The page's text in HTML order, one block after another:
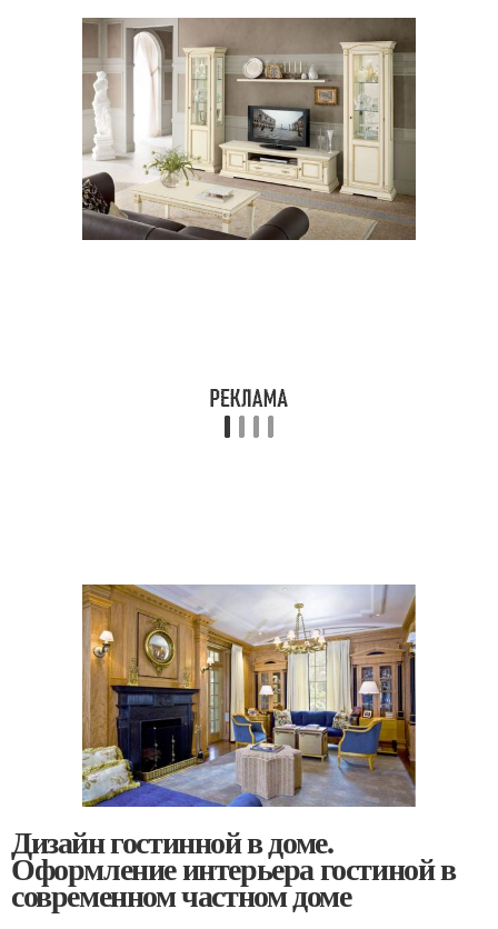
Дизайн гостинной в доме.
Оформление интерьера гостиной в
современном частном доме